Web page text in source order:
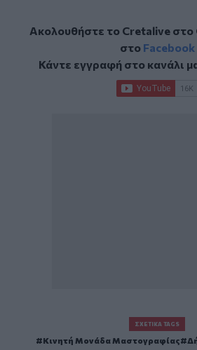
Ακολουθήστε το Cretalive στο
στο Facebook
Κάντε εγγραφή στο κανάλι
ΣΧΕΤΙΚΆ TAGS
Κινητή Μονάδα Μαστογραφίας